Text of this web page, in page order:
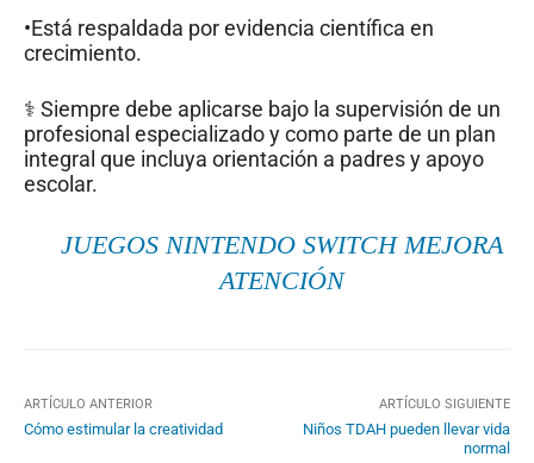
•Está respaldada por evidencia científica en
crecimiento.
‍⚕️ Siempre debe aplicarse bajo la supervisión de un
profesional especializado y como parte de un plan
integral que incluya orientación a padres y apoyo
escolar.
JUEGOS NINTENDO SWITCH MEJORA
ATENCIÓN
ARTÍCULO ANTERIOR
Cómo estimular la creatividad
ARTÍCULO SIGUIENTE
Niños TDAH pueden llevar vida
normal